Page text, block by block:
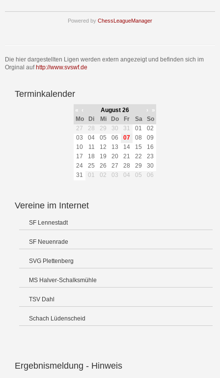
Powered by ChessLeagueManager
Die hier dargestellten Ligen werden extern angezeigt und befinden sich im
Orginal auf http://www.svswf.de
Terminkalender
« ‹ August 26 ›
»
Mo
Di Mi Do Fr Sa
So
27
28 29 30 31 01
02
03
04 05 06 07 08
09
10
11 12 13 14 15
16
17
18 19 20 21 22
23
24
25 26 27 28 29
30
31
01 02 03 04 05 06
Vereine im Internet
SF Lennestadt
SF Neuenrade
SVG Plettenberg
MS Halver-Schalksmühle
TSV Dahl
Schach Lüdenscheid
Ergebnismeldung - Hinweis